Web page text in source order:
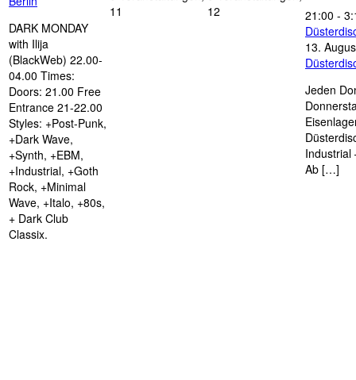
DARK MONDAY
with Ilija
(BlackWeb) 22.00-
04.00 Times:
Doors: 21.00 Free
Entrance 21-22.00
Styles: +Post-Punk,
+Dark Wave,
+Synth, +EBM,
+Industrial, +Goth
Rock, +Minimal
Wave, +Italo, +80s,
+ Dark Club
Classix.
11
12
21:00 -
13.
Jeden
Industrial
Ab […]